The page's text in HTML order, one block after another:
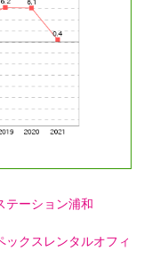
テーション浦和
ックスレンタルオフィ